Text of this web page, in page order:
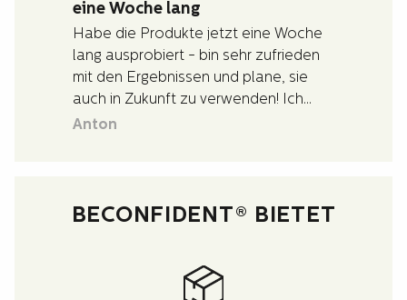
eine Woche lang
Habe die Produkte jetzt eine Woche
lang ausprobiert - bin sehr zufrieden
mit den Ergebnissen und plane, sie
auch in Zukunft zu verwenden! Ich
habe auch sehr gute und schnelle
Anton
BECONFIDENT® BIETET